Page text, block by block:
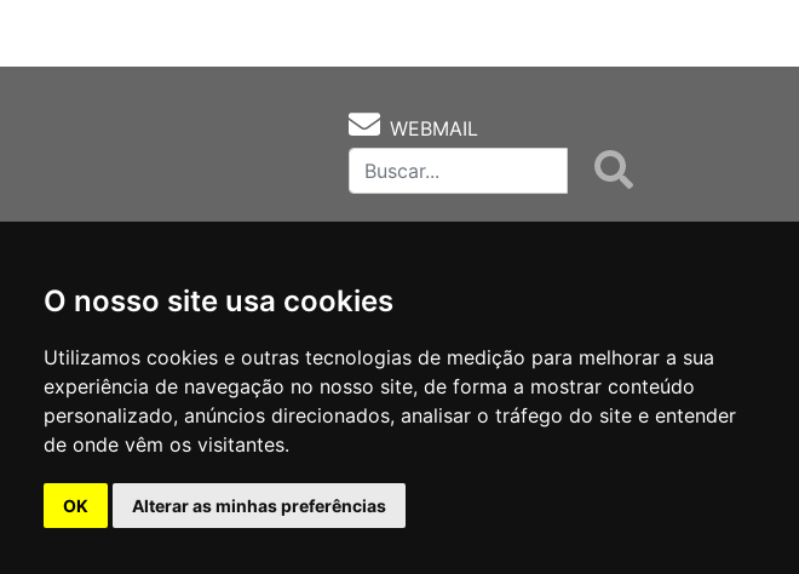
O nosso site usa cookies
Utilizamos cookies e outras tecnologias de medição para melhorar a sua
experiência de navegação no nosso site, de forma a mostrar conteúdo
personalizado, anúncios direcionados, analisar o tráfego do site e entender
de onde vêm os visitantes.
OK Alterar as minhas preferências
WEBMAIL
Agenda Notícias Notas Técnicas Fale Conocsco